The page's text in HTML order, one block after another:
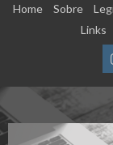
SkipHome Sobre
Links